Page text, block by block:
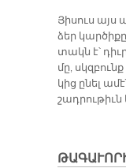
Յի­սուս այս
ձեր
տակն է՝
մը,
կից ը­նել
շադ­րու­թիւն